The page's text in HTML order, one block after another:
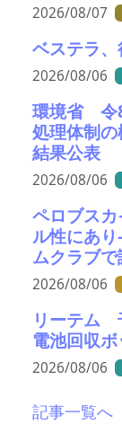
2026/08/07
ベステラ
2026/08/06
環境省 令
処理体制
結果公表
2026/08/06
ペロブス
ル性にあ
ムクラブ
2026/08/06
リーテム
電池回収
2026/08/06
記事一覧へ